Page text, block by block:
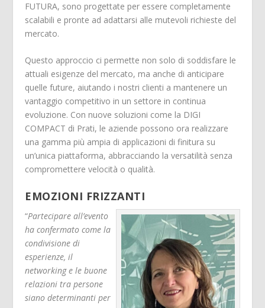
FUTURA, sono progettate per essere completamente
scalabili e pronte ad adattarsi alle mutevoli richieste del
mercato.
Questo approccio ci permette non solo di soddisfare le
attuali esigenze del mercato, ma anche di anticipare
quelle future, aiutando i nostri clienti a mantenere un
vantaggio competitivo in un settore in continua
evoluzione. Con nuove soluzioni come la DIGI
COMPACT di Prati, le aziende possono ora realizzare
una gamma più ampia di applicazioni di finitura su
un’unica piattaforma, abbracciando la versatilità senza
compromettere velocità o qualità.
EMOZIONI FRIZZANTI
“Partecipare all’evento
ha confermato come la
condivisione di
esperienze, il
networking e le buone
relazioni tra persone
siano determinanti per